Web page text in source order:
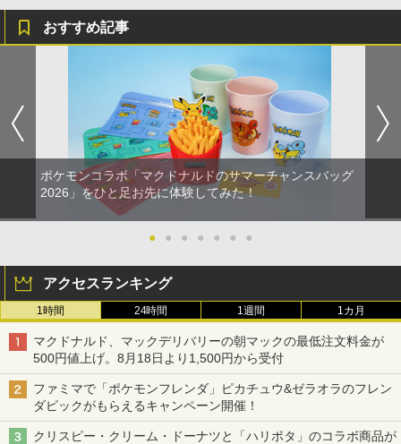
おすすめ記事
ポケモンコラボ「マクドナルドのサマーチャンスバッグ
2026」をひと足お先に体験してみた！
● ● ● ● ● ● ●
アクセスランキング
1時間 24時間 1週間 1カ月
マクドナルド、マックデリバリーの朝マックの最低注文料金が
500円値上げ。8月18日より1,500円から受付
ファミマで「ポケモンフレンダ」ピカチュウ&ゼラオラのフレン
ダピックがもらえるキャンペーン開催！
クリスピー・クリーム・ドーナツと「ハリポタ」のコラボ商品が